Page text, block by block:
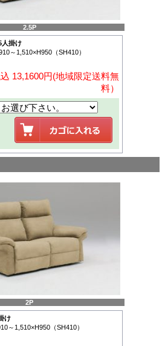
2.5P
掛け
～1,510×H950（SH410）
13,1600円(地域限定送料無
料）
2P
け
～1,510×H950（SH410）